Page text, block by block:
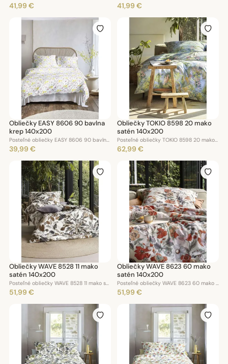
41,99 € 41,99 €
Obliečky EASY 8606 90 bavlna
krep 140x200
Posteľné obliečky EASY 8606 90 bavlna krep 140x200
39,99 €
Obliečky TOKIO 8598 20 mako
satén 140x200
Posteľné obliečky TOKIO 8598 20 mako satén 140x200
62,99 €
Obliečky WAVE 8528 11 mako
satén 140x200
Posteľné obliečky WAVE 8528 11 mako satén 140x200
51,99 €
Obliečky WAVE 8623 60 mako
satén 140x200
Posteľné obliečky WAVE 8623 60 mako satén 140x200
51,99 €